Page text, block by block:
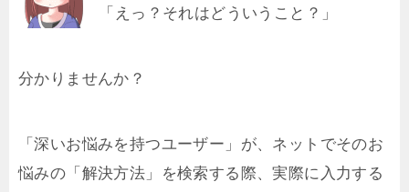
「えっ？それはどういうこと？」
分かりませんか？
「深いお悩みを持つユーザー」が、ネットでそのお
悩みの「解決方法」を検索する際、実際に入力する